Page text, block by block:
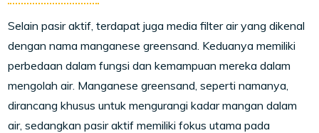
Selain pasir aktif, terdapat juga media filter air yang dikenal
dengan nama manganese greensand. Keduanya memiliki
perbedaan dalam fungsi dan kemampuan mereka dalam
mengolah air. Manganese greensand, seperti namanya,
dirancang khusus untuk mengurangi kadar mangan dalam
air, sedangkan pasir aktif memiliki fokus utama pada